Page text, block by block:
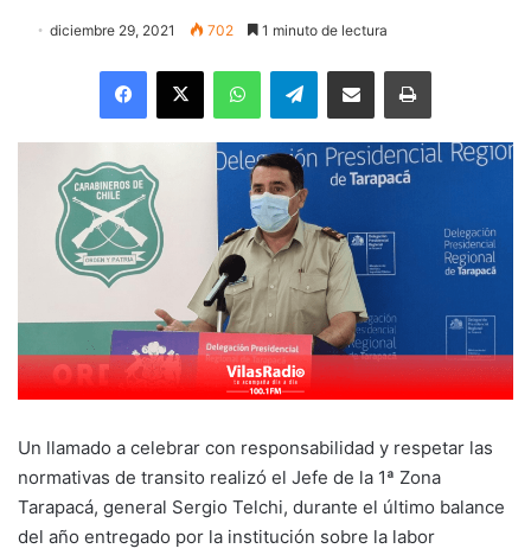
diciembre 29, 2021 702 1 minuto de lectura
Facebook
X WhatsAppTelegramEnviar vía email Imprimir
Un llamado a celebrar con responsabilidad y respetar las
normativas de transito realizó el Jefe de la 1ª Zona
Tarapacá, general Sergio Telchi, durante el último balance
del año entregado por la institución sobre la labor